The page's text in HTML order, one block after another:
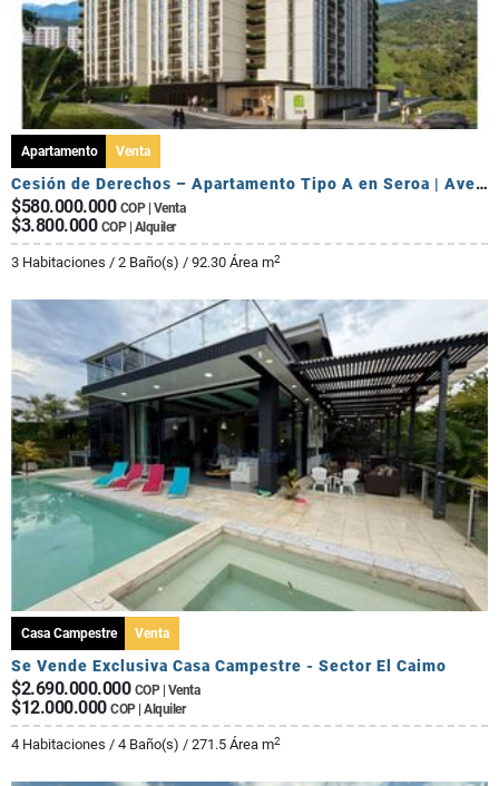
Apartamento Venta
Cesión de Derechos – Apartamento Tipo A en Seroa | Avenida Centenario
$580.000.000 COP | Venta
$3.800.000 COP | Alquiler
3 Habitaciones / 2 Baño(s) / 92.30 Área m2
Casa Campestre Venta
Se Vende Exclusiva Casa Campestre - Sector El Caimo
$2.690.000.000 COP | Venta
$12.000.000 COP | Alquiler
4 Habitaciones / 4 Baño(s) / 271.5 Área m2